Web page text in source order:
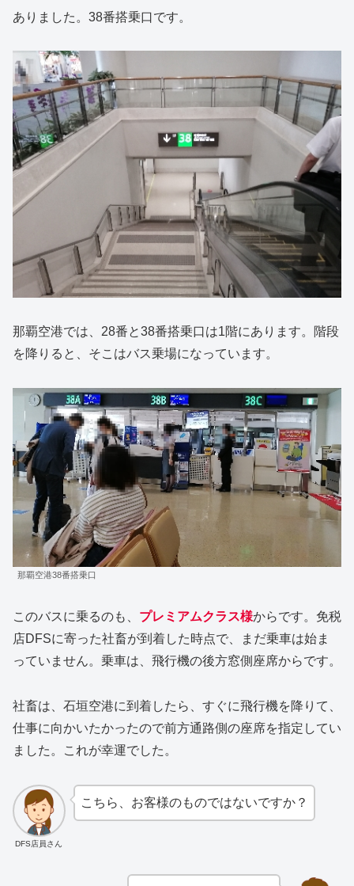
ありました。38番搭乗口です。
那覇空港では、28番と38番搭乗口は1階にあります。階段
を降りると、そこはバス乗場になっています。
那覇空港38番搭乗口
このバスに乗るのも、 プレミアムクラス様からです。免税
店DFSに寄った社畜が到着した時点で、まだ乗車は始ま
っていません。乗車は、飛行機の後方窓側座席からです。
社畜は、石垣空港に到着したら、すぐに飛行機を降りて、
仕事に向かいたかったので前方通路側の座席を指定してい
ました。これが幸運でした。
DFS店員さん
こちら、お客様のものではないですか？